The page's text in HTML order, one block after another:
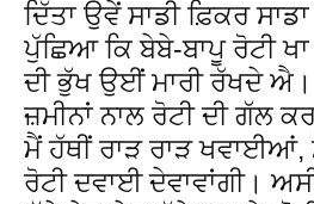
ਦਿੱਤਾ ਉਵੇਂ ਸਾਡੀ ਫ਼ਿਕਰ
ਪੁੱਛਿਆ ਕਿ ਬੇਬੇ-ਬਾਪੂ ਰੋਟੀ
ਦੀ ਭੁੱਖ ਉਈਂ ਮਾਰੀ ਰੱਖਦੇ
ਜ਼ਮੀਨਾਂ ਨਾਲ ਰੋਟੀ ਦੀ ਗੱਲ
ਮੈਂ ਹੱਥੀਂ ਰਾੜ ਰਾੜ ਖਵਾਈਆਂ,
ਰੋਟੀ ਦਵਾਈ ਦੇਵਾਵਾਂਗੀ।